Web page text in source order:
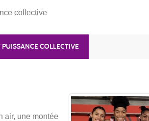
collective
COLLECTIVE
air, une montée